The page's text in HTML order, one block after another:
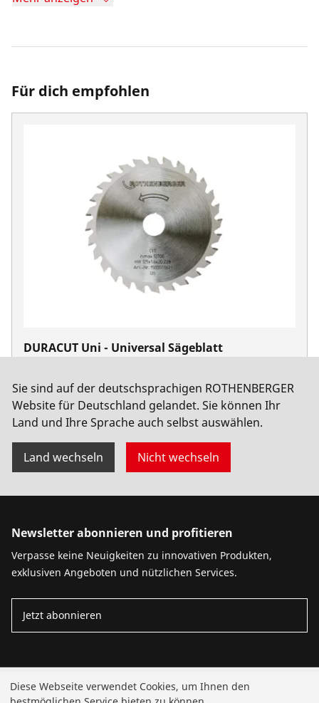
Für dich empfohlen
DURACUT Uni - Universal Sägeblatt
Sie sind auf der deutschsprachigen ROTHENBERGER
Website für Deutschland gelandet. Sie können Ihr
Land und Ihre Sprache auch selbst auswählen.
Land wechseln Nicht wechseln
Newsletter abonnieren und profitieren
Verpasse keine Neuigkeiten zu innovativen Produkten,
exklusiven Angeboten und nützlichen Services.
Jetzt abonnieren
Produkte
Diese Webseite verwendet Cookies, um Ihnen den